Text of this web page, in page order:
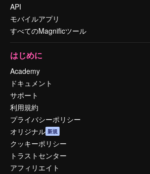
API
モバイルアプリ
すべてのMagnificツール
はじめに
Academy
ドキュメント
サポート
利用規約
プライバシーポリシー
オリジナル 新規
クッキーポリシー
トラストセンター
アフィリエイト